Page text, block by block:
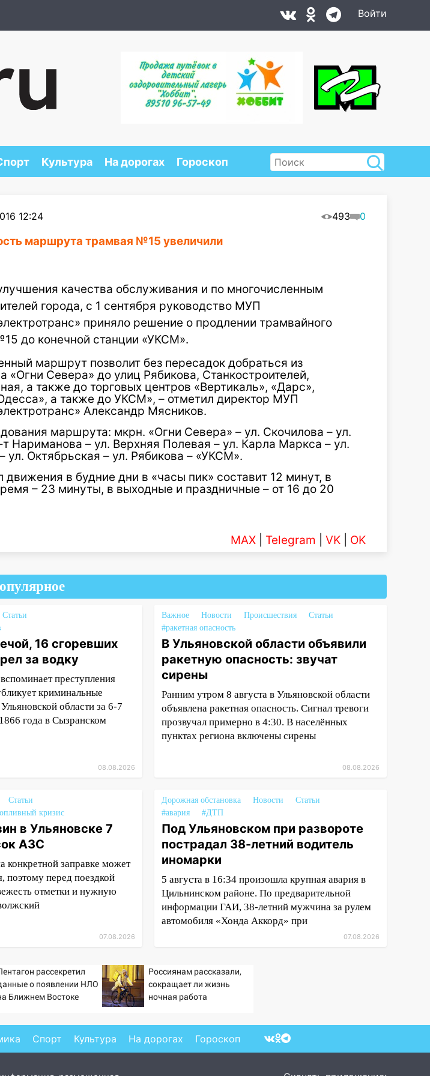
Войти
Культура На дорогах Гороскоп
12:24 493 0
маршрута трамвая №15 увеличили
качества обслуживания и по многочисленным
города, с 1 сентября руководство МУП
приняло решение о продлении трамвайного
до конечной станции «УКСМ».
маршрут позволит без пересадок добраться из
«Огни Севера» до улиц Рябикова, Станкостроителей,
а также до торговых центров «Вертикаль», «Дарс»,
а также до УКСМ», – отметил директор МУП
Александр Мясников.
маршрута: мкрн. «Огни Севера» – ул. Скочилова – ул.
Нариманова – ул. Верхняя Полевая – ул. Карла Маркса – ул.
ул. Октябрьская – ул. Рябикова – «УКСМ».
движения в будние дни в «часы пик» составит 12 минут, в
– 23 минуты, в выходные и праздничные – от 16 до 20
MAX Telegram VK OK
Статьи
16 сгоревших
за водку
преступления
криминальные
области за 6-7
года в Сызранском
08.08.2026
Важное Новости Происшествия
Статьи
#ракетная опасность
В Ульяновской области объявили
ракетную опасность: звучат
сирены
Ранним утром 8 августа в Ульяновской области
объявлена ракетная опасность. Сигнал тревоги
прозвучал примерно в 4:30. В населённых
пунктах региона включены сирены
08.08.2026
Статьи
кризис
в Ульяновске 7
АЗС
конкретной заправке может
поэтому перед поездкой
отметки и нужную
07.08.2026
Дорожная обстановка Новости
Статьи
#авария
#ДТП
Под Ульяновском при развороте
пострадал 38-летний водитель
иномарки
5 августа в 16:34 произошла крупная авария в
Цильнинском районе. По предварительной
информации ГАИ, 38-летний мужчина за рулем
автомобиля «Хонда Аккорд» при
07.08.2026
рассекретил
о появлении НЛО
Ближнем Востоке
Россиянам рассказали,
сокращает ли жизнь
ночная работа
Спорт Культура На дорогах Гороскоп